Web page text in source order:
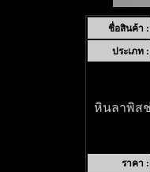
ชื่อสินค้า :
ประเภท :
หินลาพิสช่
ราคา :